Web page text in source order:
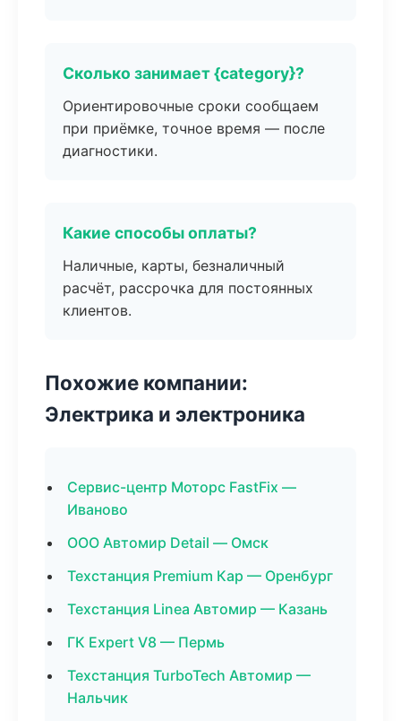
Сколько занимает {category}?
Ориентировочные сроки сообщаем
при приёмке, точное время — после
диагностики.
Какие способы оплаты?
Наличные, карты, безналичный
расчёт, рассрочка для постоянных
клиентов.
Похожие компании:
Электрика и электроника
Сервис-центр Моторс FastFix —
Иваново
ООО Автомир Detail — Омск
Техстанция Premium Кар — Оренбург
Техстанция Linea Автомир — Казань
ГК Expert V8 — Пермь
Техстанция TurboTech Автомир —
Нальчик